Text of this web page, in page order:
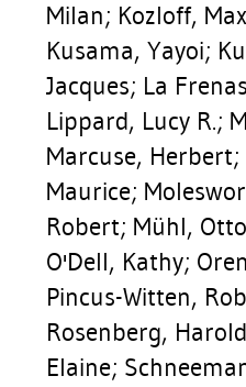
Milan; Kozloff, Max
Kusama, Yayoi;
Jacques; La
Lippard, Lucy R.;
Marcuse, Herbert;
Maurice;
Robert; Mühl, Otto
O'Dell, Kathy;
Pincus-Witten,
Rosenberg, Harold
Elaine;